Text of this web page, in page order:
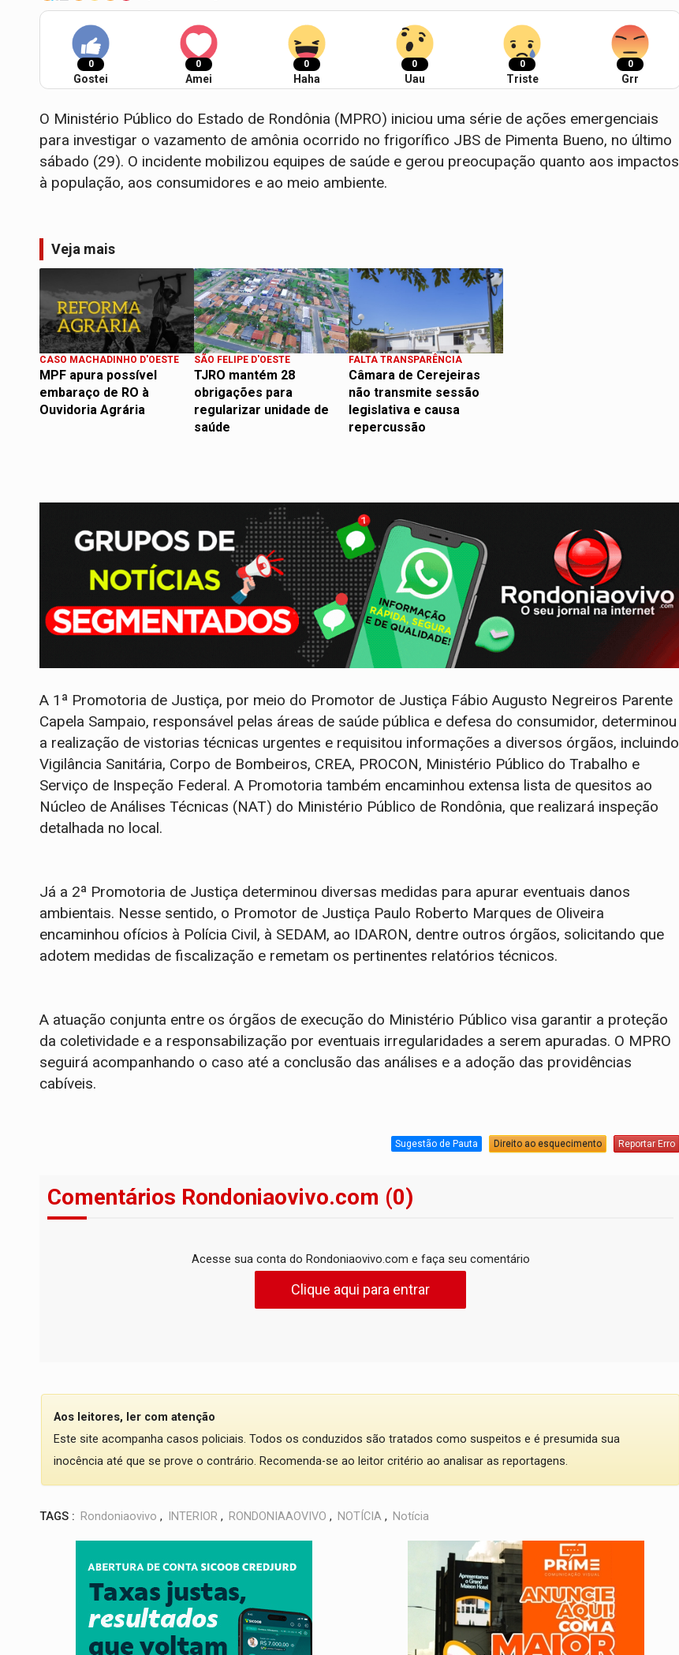
0
Gostei
0
Amei
0
Haha
0
Uau
0
Triste
0
Grr
O Ministério Público do Estado de Rondônia (MPRO) iniciou uma série de ações emergenciais
para investigar o vazamento de amônia ocorrido no frigorífico JBS de Pimenta Bueno, no último
sábado (29). O incidente mobilizou equipes de saúde e gerou preocupação quanto aos impactos
à população, aos consumidores e ao meio ambiente.
Veja mais
CASO MACHADINHO D'OESTE
MPF apura possível
embaraço de RO à
Ouvidoria Agrária
SÃO FELIPE D'OESTE
TJRO mantém 28
obrigações para
regularizar unidade de
saúde
FALTA TRANSPARÊNCIA
Câmara de Cerejeiras
não transmite sessão
legislativa e causa
repercussão
A 1ª Promotoria de Justiça, por meio do Promotor de Justiça Fábio Augusto Negreiros Parente
Capela Sampaio, responsável pelas áreas de saúde pública e defesa do consumidor, determinou
a realização de vistorias técnicas urgentes e requisitou informações a diversos órgãos, incluindo
Vigilância Sanitária, Corpo de Bombeiros, CREA, PROCON, Ministério Público do Trabalho e
Serviço de Inspeção Federal. A Promotoria também encaminhou extensa lista de quesitos ao
Núcleo de Análises Técnicas (NAT) do Ministério Público de Rondônia, que realizará inspeção
detalhada no local.
Já a 2ª Promotoria de Justiça determinou diversas medidas para apurar eventuais danos
ambientais. Nesse sentido, o Promotor de Justiça Paulo Roberto Marques de Oliveira
encaminhou ofícios à Polícia Civil, à SEDAM, ao IDARON, dentre outros órgãos, solicitando que
adotem medidas de fiscalização e remetam os pertinentes relatórios técnicos.
A atuação conjunta entre os órgãos de execução do Ministério Público visa garantir a proteção
da coletividade e a responsabilização por eventuais irregularidades a serem apuradas. O MPRO
seguirá acompanhando o caso até a conclusão das análises e a adoção das providências
cabíveis.
Sugestão de Pauta Direito ao esquecimento Reportar Erro
Comentários Rondoniaovivo.com (0)
Acesse sua conta do Rondoniaovivo.com e faça seu comentário
Clique aqui para entrar
Aos leitores, ler com atenção
Este site acompanha casos policiais. Todos os conduzidos são tratados como suspeitos e é presumida sua
inocência até que se prove o contrário. Recomenda-se ao leitor critério ao analisar as reportagens.
TAGS : Rondoniaovivo , INTERIOR , RONDONIAAOVIVO , NOTÍCIA , Notícia